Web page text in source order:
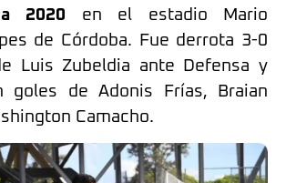
2020 en el estadio Mario
de Córdoba. Fue derrota 3-0
Luis Zubeldia ante Defensa y
goles de Adonis Frías, Braian
Camacho.